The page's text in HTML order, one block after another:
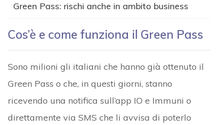
Green Pass: rischi anche in ambito business
Cos’è e come funziona il Green Pass
Sono milioni gli italiani che hanno già ottenuto il
Green Pass o che, in questi giorni, stanno
ricevendo una notifica sull’app IO e Immuni o
direttamente via SMS che li avvisa di poterlo